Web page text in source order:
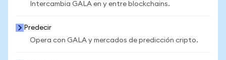
Intercambia GALA en y entre blockchains.
Predecir
Opera con GALA y mercados de predicción cripto.